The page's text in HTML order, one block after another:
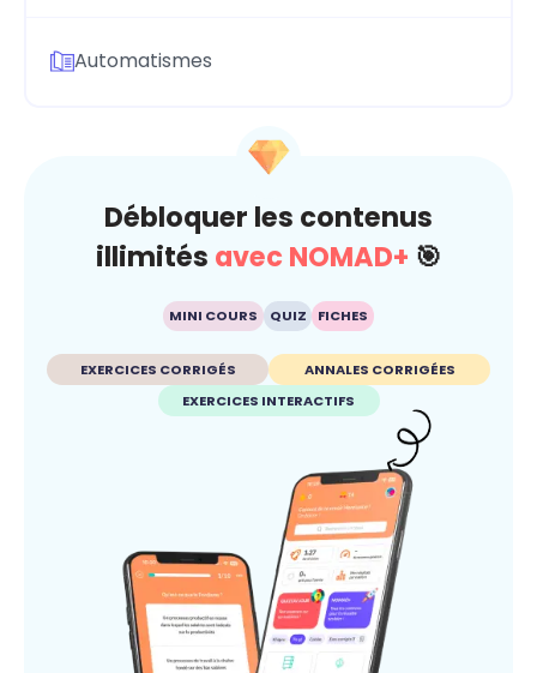
Automatismes
Débloquer les contenus
illimités avec NOMAD+ 🎯
MINI COURS QUIZ FICHES
EXERCICES CORRIGÉS
ANNALES CORRIGÉES
EXERCICES INTERACTIFS